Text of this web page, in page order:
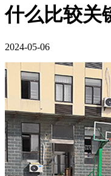
什么比较关
2024-05-06